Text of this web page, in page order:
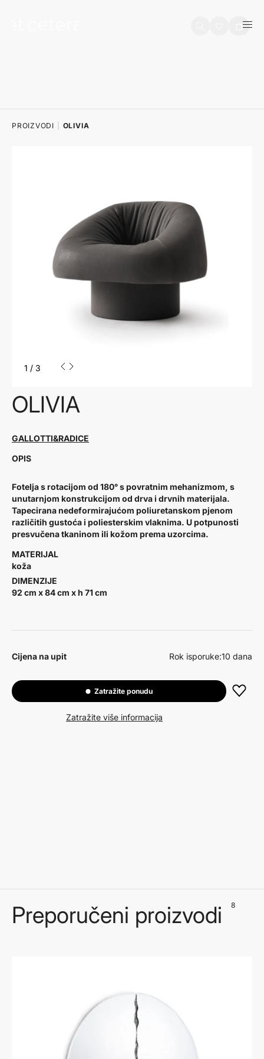
Košarica
PROIZVODI OLIVIA
1 / 3
OLIVIA
GALLOTTI&RADICE
OPIS
Fotelja s rotacijom od 180° s povratnim mehanizmom, s
unutarnjom konstrukcijom od drva i drvnih materijala.
Tapecirana nedeformirajućom poliuretanskom pjenom
različitih gustoća i poliesterskim vlaknima. U potpunosti
presvučena tkaninom ili kožom prema uzorcima.
MATERIJAL
koža
DIMENZIJE
92 cm x 84 cm x h 71 cm
Cijena na upit Rok isporuke:10 dana
Zatražite ponudu
Zatražite više informacija
Preporučeni proizvodi 8